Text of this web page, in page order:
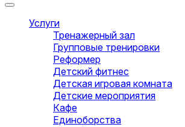
Услуги
Тренажерный зал
Групповые тренировки
Реформер
Детский фитнес
Детская игровая комната
Детские мероприятия
Кафе
Единоборства